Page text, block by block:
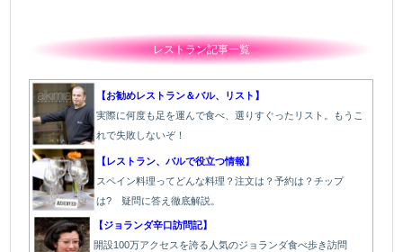
レストラン記事一覧
【お勧めレストラン＆バル、リスト】
実際に何度も足を運んで食べ、選りすぐったリスト。もうこ
れで失敗しないぞ！
【レストラン、バルで役立つ情報】
スペイン料理ってどんな料理？注文は？予約は？チップ
は? 疑問に答え徹底解説。
【ジョランダ辛口訪問記】
開設100万アクセスを誇る人気のジョランダ食べ歩き訪問